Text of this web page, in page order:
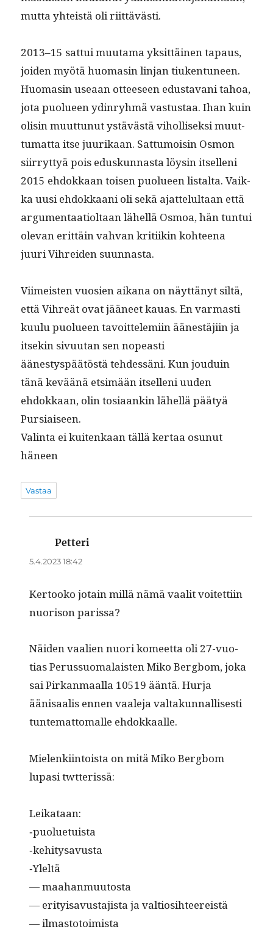
mut­ta yhteistä oli riittävästi.
2013–15 sat­tui muu­ta­ma yksit­täi­nen tapaus,
joiden myötä huo­masin lin­jan tiuken­tuneen.
Huo­masin use­aan otteeseen edus­ta­vani tahoa,
jota puolueen ydin­ryh­mä vas­tus­taa. Ihan kuin
olisin muut­tunut ystävästä vihol­lisek­si muut­
tumat­ta itse juurikaan. Sat­tumoisin Osmon
siir­ryt­tyä pois eduskun­nas­ta löysin itsel­leni
2015 ehdokkaan toisen puolueen listal­ta. Vaik­
ka uusi ehdokkaani oli sekä ajat­telul­taan että
argu­men­taa­ti­oltaan lähel­lä Osmoa, hän tun­tui
ole­van erit­täin vah­van kri­ti­ikin kohteena
juuri Vihrei­den suunnasta.
Viimeis­ten vuosien aikana on näyt­tänyt siltä,
että Vihreät ovat jääneet kauas. En var­masti
kuu­lu puolueen tavoit­telemi­in äänestäji­in ja
itsekin sivu­u­tan sen nopeasti
äänestyspäätöstä tehdessäni. Kun jouduin
tänä keväänä etsimään itsel­leni uuden
ehdokkaan, olin tosi­aankin lähel­lä pää­tyä
Pursiaiseen.
Val­in­ta ei kuitenkaan täl­lä ker­taa osunut
häneen
Vastaa
Petteri
5.4.2023 18:42
Ker­tooko jotain mil­lä nämä vaalit voitet­ti­in
nuori­son parissa?
Näi­den vaalien nuori komeet­ta oli 27-vuo­
tias Perus­suo­ma­lais­ten Miko Berg­bom, joka
sai Pirkan­maal­la 10519 ään­tä. Hur­ja
äänisaalis ennen vaale­ja val­takun­nal­lis­es­ti
tun­tem­at­toma­lle ehdokkaalle.
Mie­lenki­in­toista on mitä Miko Berg­bom
lupasi twtterissä:
Leikataan:
‑puolue­tu­ista
‑kehi­tysavus­ta
‑Yleltä
— maahanmuutosta
— eri­ty­isavus­ta­jista ja valtiosihteereistä
— ilmastotoimista